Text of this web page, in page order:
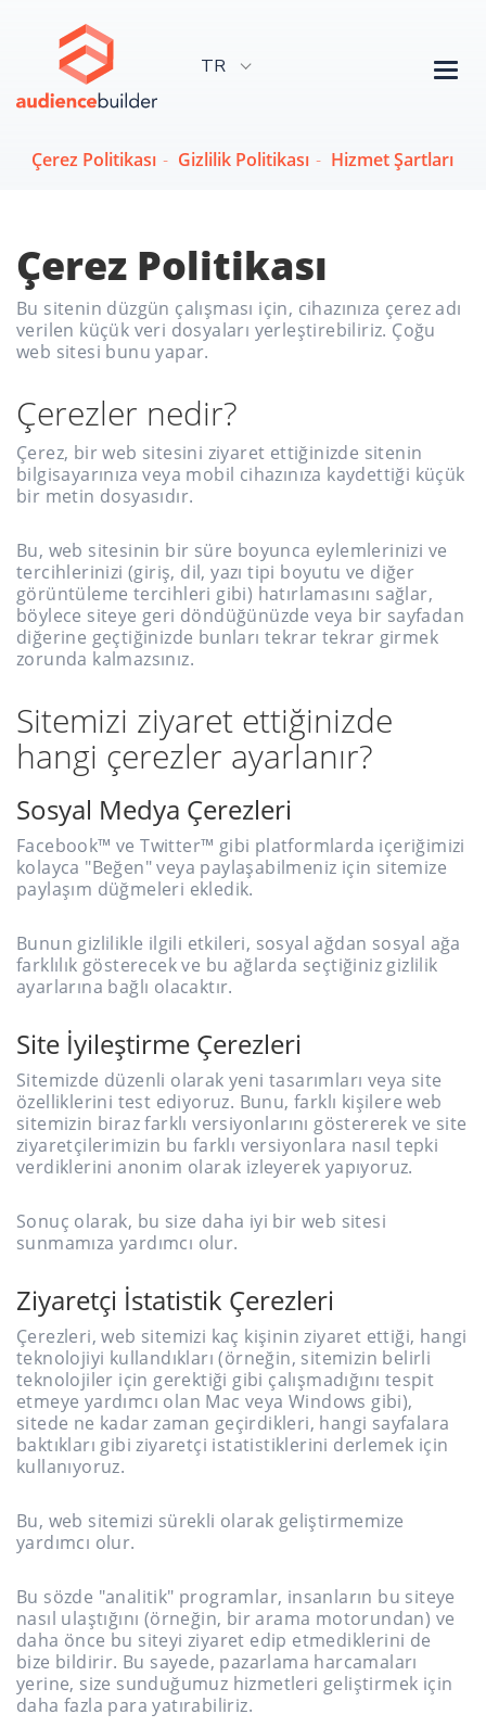
TR
Çerez Politikası - Gizlilik Politikası - Hizmet Şartları
Çerez Politikası
Bu sitenin düzgün çalışması için, cihazınıza çerez adı
verilen küçük veri dosyaları yerleştirebiliriz. Çoğu
web sitesi bunu yapar.
Çerezler nedir?
Çerez, bir web sitesini ziyaret ettiğinizde sitenin
bilgisayarınıza veya mobil cihazınıza kaydettiği küçük
bir metin dosyasıdır.
Bu, web sitesinin bir süre boyunca eylemlerinizi ve
tercihlerinizi (giriş, dil, yazı tipi boyutu ve diğer
görüntüleme tercihleri gibi) hatırlamasını sağlar,
böylece siteye geri döndüğünüzde veya bir sayfadan
diğerine geçtiğinizde bunları tekrar tekrar girmek
zorunda kalmazsınız.
Sitemizi ziyaret ettiğinizde
hangi çerezler ayarlanır?
Sosyal Medya Çerezleri
Facebook™ ve Twitter™ gibi platformlarda içeriğimizi
kolayca "Beğen" veya paylaşabilmeniz için sitemize
paylaşım düğmeleri ekledik.
Bunun gizlilikle ilgili etkileri, sosyal ağdan sosyal ağa
farklılık gösterecek ve bu ağlarda seçtiğiniz gizlilik
ayarlarına bağlı olacaktır.
Site İyileştirme Çerezleri
Sitemizde düzenli olarak yeni tasarımları veya site
özelliklerini test ediyoruz. Bunu, farklı kişilere web
sitemizin biraz farklı versiyonlarını göstererek ve site
ziyaretçilerimizin bu farklı versiyonlara nasıl tepki
verdiklerini anonim olarak izleyerek yapıyoruz.
Sonuç olarak, bu size daha iyi bir web sitesi
sunmamıza yardımcı olur.
Ziyaretçi İstatistik Çerezleri
Çerezleri, web sitemizi kaç kişinin ziyaret ettiği, hangi
teknolojiyi kullandıkları (örneğin, sitemizin belirli
teknolojiler için gerektiği gibi çalışmadığını tespit
etmeye yardımcı olan Mac veya Windows gibi),
sitede ne kadar zaman geçirdikleri, hangi sayfalara
baktıkları gibi ziyaretçi istatistiklerini derlemek için
kullanıyoruz.
Bu, web sitemizi sürekli olarak geliştirmemize
yardımcı olur.
Bu sözde "analitik" programlar, insanların bu siteye
nasıl ulaştığını (örneğin, bir arama motorundan) ve
daha önce bu siteyi ziyaret edip etmediklerini de
bize bildirir. Bu sayede, pazarlama harcamaları
yerine, size sunduğumuz hizmetleri geliştirmek için
daha fazla para yatırabiliriz.